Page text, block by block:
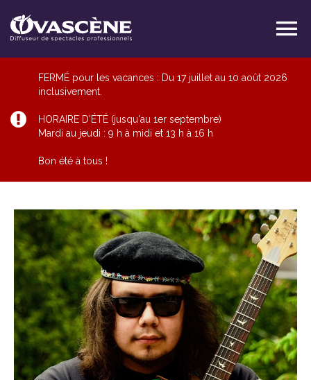
FERMÉ pour les vacances : Du 17 juillet au 10 août 2026
inclusivement.
HORAIRE D'ÉTÉ (jusqu'au 1er septembre)
Mardi au jeudi : 9 h à midi et 13 h à 16 h
Bon été à tous !